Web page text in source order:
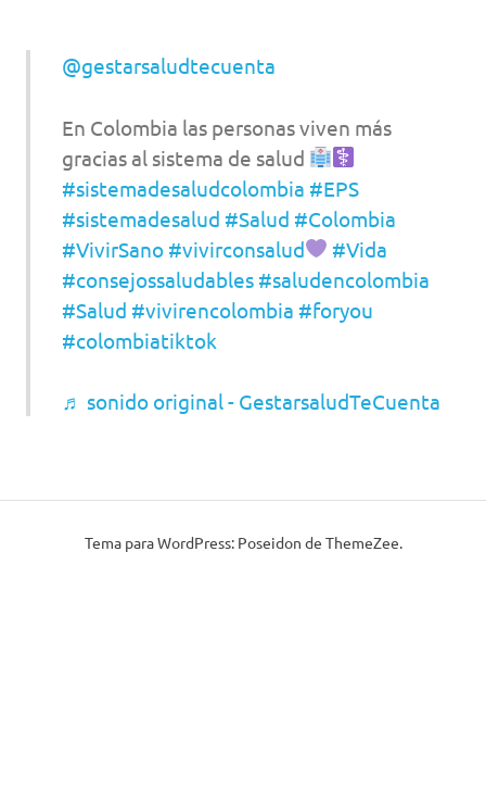
@gestarsaludtecuenta
En Colombia las personas viven más
gracias al sistema de salud
#sistemadesaludcolombia #EPS
#sistemadesalud #Salud #Colombia
#VivirSano #vivirconsalud
#Vida
#consejossaludables #saludencolombia
#Salud #vivirencolombia #foryou
#colombiatiktok
♬ sonido original - GestarsaludTeCuenta
Tema para WordPress: Poseidon de ThemeZee.